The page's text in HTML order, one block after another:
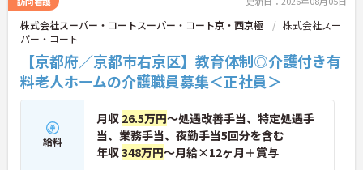
株式会社スーパー・コートスーパー・コート京・西京極
株式会社スー
パー・コート
【京都府／京都市右京区】教育体制◎介護付き有
料老人ホームの介護職員募集＜正社員＞
給料
月収 26.5万円～処遇改善手当、特定処遇手
当、業務手当、夜勤手当5回分を含む
年収348万円～月給×12ヶ月＋賞与